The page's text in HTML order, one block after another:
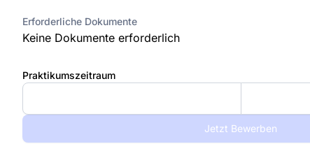
Erforderliche Dokumente
Keine Dokumente erforderlich
Praktikumszeitraum
Jetzt Bewerben